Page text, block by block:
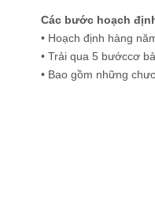
Các bước hoạch
• Hoạch định hàng
• Trải qua 5 bướccơ
• Bao gồm những